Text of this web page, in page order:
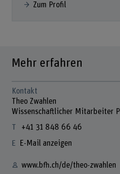
Zum Profil
Mehr erfahren
Kontakt
Theo Zwahlen
Wissenschaftlicher Mitarbeiter
+41 31 848 66 46
E-Mail anzeigen
www.bfh.ch/de/theo-zwahlen